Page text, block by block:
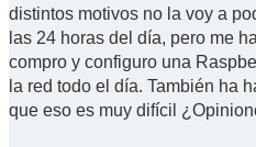
distintos motivos no la voy a
las 24 horas del día, pero me
compro y configuro una
la red todo el día. También ha
que eso es muy difícil